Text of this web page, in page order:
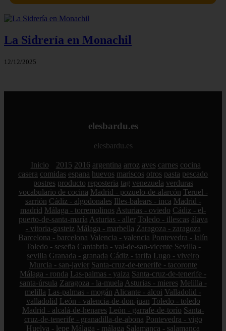
La Sidrería en Monachil
12/12/2025
elesbardu.es
elesbardu.es
Inicio 2015 2016 argentina arroz aves carnes cocina
casera comidas espana huevos mariscos otros pasta pescado
postres producto reposteria tag venezuela verduras
vocabulario de cocina Madrid - pozuelo-de-alarcón Teruel -
sarrión Cádiz - algodonales Illes-balears - inca Madrid -
madrid Málaga - torremolinos Asturias - oviedo Cádiz - el-
puerto-de-santa-maría Asturias - aller Toledo - illescas álava
- vitoria-gasteiz Málaga - marbella Zaragoza - zaragoza
Barcelona - barcelona Valencia - valencia Pontevedra - lalín
Toledo - seseña Cantabria - val-de-san-vicente Sevilla -
sevilla Granada - granada Cádiz - tarifa Lugo - viveiro
Murcia - san-javier Santa-cruz-de-tenerife - tacoronte
Málaga - ronda Las-palmas - yaiza Santa-cruz-de-tenerife -
santa-úrsula Zaragoza - la-muela Asturias - mieres Melilla -
melilla Las-palmas - mogán Alicante - alcoi Valladolid -
valladolid León - valencia-de-don-juan Toledo - toledo
Madrid - alcalá-de-henares León - garrafe-de-torío Santa-
cruz-de-tenerife - granadilla-de-abona Pontevedra - vigo
Huelva - lepe Málaga - málaga Salamanca - salamanca